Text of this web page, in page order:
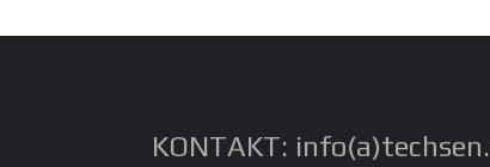
KONTAKT: